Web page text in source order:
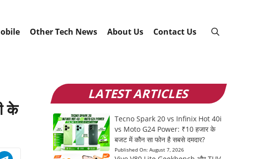
Other Tech News About Us Contact Us
के
LATEST ARTICLES
Tecno Spark 20 vs Infinix Hot 40i
vs Moto G24 Power: ₹10 हजार के
बजट में कौन सा फोन है सबसे दमदार?
Published On:August 7, 2026